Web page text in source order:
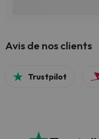
Avis de nos clients
Trustpilot